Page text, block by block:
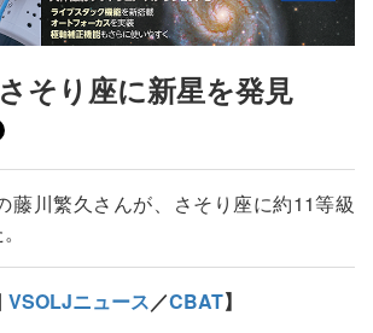
そり座に新星を発見
藤川繁久さんが、さそり座に約11等級
VSOLJニュース／CBAT】